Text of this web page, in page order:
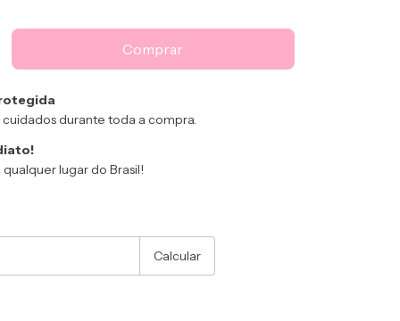
cuidados durante toda a compra.
lugar do Brasil!
Calcular